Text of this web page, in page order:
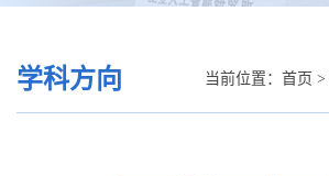
学科方向 当前位置： 首页 >